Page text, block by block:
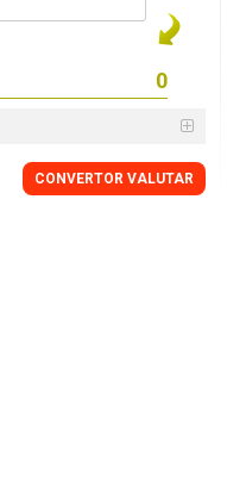
CONVERTOR VALUTAR